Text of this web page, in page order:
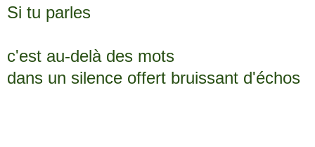
Si tu parles
c'est au-delà des mots
dans un silence offert bruissant d'échos